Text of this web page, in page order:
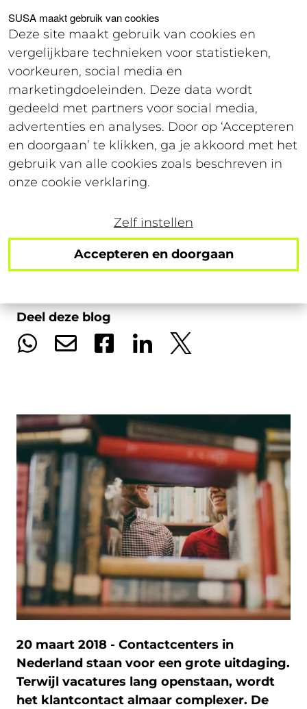
SUSA maakt gebruik van cookies
Deze site maakt gebruik van cookies en
vergelijkbare technieken voor statistieken,
voorkeuren, social media en
marketingdoeleinden. Deze data wordt
gedeeld met partners voor social media,
advertenties en analyses. Door op ‘Accepteren
en doorgaan’ te klikken, ga je akkoord met het
gebruik van alle cookies zoals beschreven in
onze cookie verklaring.
Zelf instellen
Accepteren en doorgaan
Voor studenten Voor werkgevers
Offerte
Krapte op arbeidsmarkt
antwoord
20 maart 2018
Leestijd: 4 minuten
Deel deze blog
20 maart 2018 - Contactcenters in
Nederland staan voor een grote uitdaging.
Terwijl vacatures lang openstaan, wordt
het klantcontact almaar complexer. De